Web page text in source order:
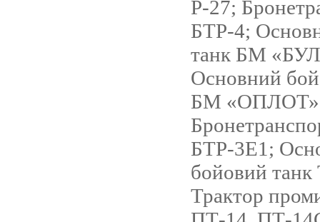
Р-27;
БТР-4;
танк БМ
Основний
БМ
БТР-3Е1;
бойовий
Трактор